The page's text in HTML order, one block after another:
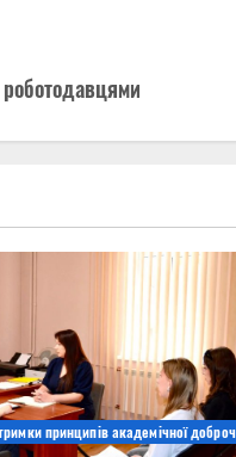
принципів академічної